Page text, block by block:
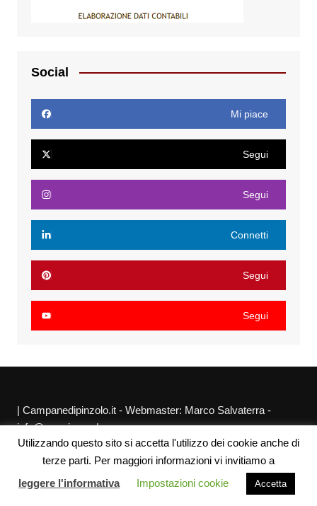
Social
Mi piace
Segui
Segui
Connetti
Segui
Segui
| Campanedipinzolo.it - Webmaster: Marco Salvaterra -
info@agraria.org |
Chi siamo Privacy Policy Sitemap Link utili
Utilizzando questo sito si accetta l'utilizzo dei cookie anche di
terze parti. Per maggiori informazioni vi invitiamo a
leggere l'informativa
Impostazioni cookie Accetta